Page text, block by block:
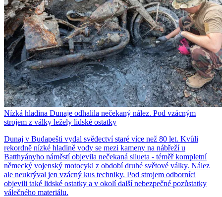
Nízká hladina Dunaje odhalila nečekaný nález. Pod vzácným
strojem z války ležely lidské ostatky
Dunaj v Budapešti vydal svědectví staré více než 80 let. Kvůli
rekordně nízké hladině vody se mezi kameny na nábřeží u
Batthyányho náměstí objevila nečekaná silueta - téměř kompletní
německý vojenský motocykl z období druhé světové války. Nález
ale neukrýval jen vzácný kus techniky. Pod strojem odborníci
objevili také lidské ostatky a v okolí další nebezpečné pozůstatky
válečného materiálu.